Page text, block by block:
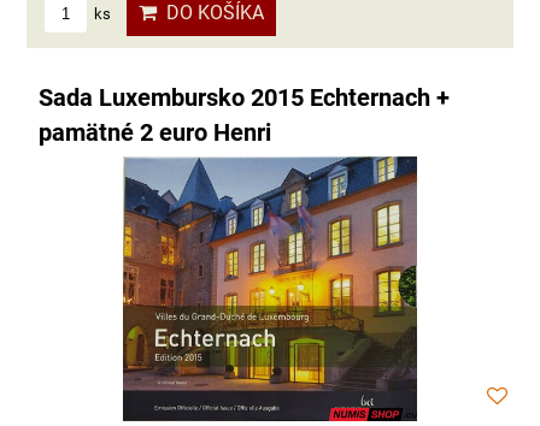
ks DO KOŠÍKA
Sada Luxembursko 2015 Echternach +
pamätné 2 euro Henri